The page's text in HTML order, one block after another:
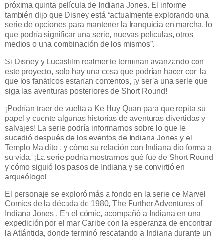
próxima quinta película de Indiana Jones. El informe
también dijo que Disney está “actualmente explorando una
serie de opciones para mantener la franquicia en marcha, lo
que podría significar una serie, nuevas películas, otros
medios o una combinación de los mismos”.
Si Disney y Lucasfilm realmente terminan avanzando con
este proyecto, solo hay una cosa que podrían hacer con la
que los fanáticos estarían contentos, ¡y sería una serie que
siga las aventuras posteriores de Short Round!
¡Podrían traer de vuelta a Ke Huy Quan para que repita su
papel y cuente algunas historias de aventuras divertidas y
salvajes! La serie podría informarnos sobre lo que le
sucedió después de los eventos de Indiana Jones y el
Templo Maldito , y cómo su relación con Indiana dio forma a
su vida. ¡La serie podría mostrarnos qué fue de Short Round
y cómo siguió los pasos de Indiana y se convirtió en
arqueólogo!
El personaje se exploró más a fondo en la serie de Marvel
Comics de la década de 1980, The Further Adventures of
Indiana Jones . En el cómic, acompañó a Indiana en una
expedición por el mar Caribe con la esperanza de encontrar
la Atlántida, donde terminó rescatando a Indiana durante un